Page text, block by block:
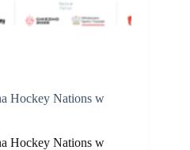
Hockey Nations w
Hockey Nations w